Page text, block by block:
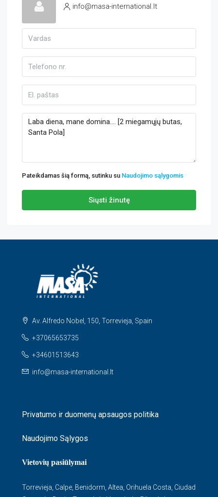
info@masa-international.lt
Pateikdamas šią formą, sutinku su Naudojimo sąlygomis
Siųsti žinutę
Av. Alfredo Nobel, 150, Torrevieja, Spain
+37065653735
+34601513643
info@masa-international.lt
Privatumo ir duomenų apsaugos politika
Naudojimo Sąlygos
Vietovių pasiūlymai
Torrevieja Calpe Benidorm Altea Orihuela Costa Ciudad